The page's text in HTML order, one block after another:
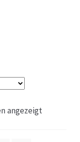
angezeigt